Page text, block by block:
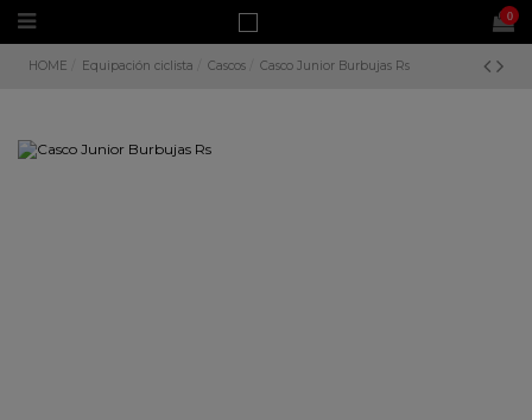
0
HOME Equipación ciclista Cascos Casco Junior Burbujas Rs